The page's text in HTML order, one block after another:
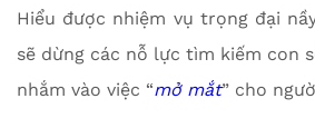
Hiểu được nhiệm vụ trọng đại
sẽ dừng các nỗ lực tìm kiếm con
nhắm vào việc “mở mắt” cho